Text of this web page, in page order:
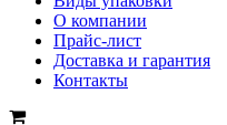
О компании
Прайс-лист
Доставка и гарантия
Контакты